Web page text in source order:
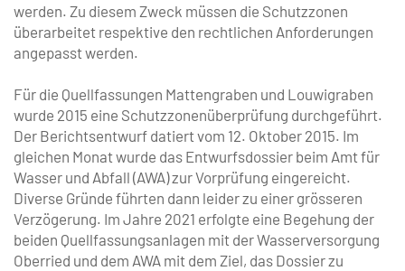
werden. Zu diesem Zweck müssen die Schutzzonen
überarbeitet respektive den rechtlichen Anforderungen
angepasst werden.
Für die Quellfassungen Mattengraben und Louwigraben
wurde 2015 eine Schutzzonenüberprüfung durchgeführt.
Der Berichtsentwurf datiert vom 12. Oktober 2015. Im
gleichen Monat wurde das Entwurfsdossier beim Amt für
Wasser und Abfall (AWA) zur Vorprüfung eingereicht.
Diverse Gründe führten dann leider zu einer grösseren
Verzögerung. Im Jahre 2021 erfolgte eine Begehung der
beiden Quellfassungsanlagen mit der Wasserversorgung
Oberried und dem AWA mit dem Ziel, das Dossier zu